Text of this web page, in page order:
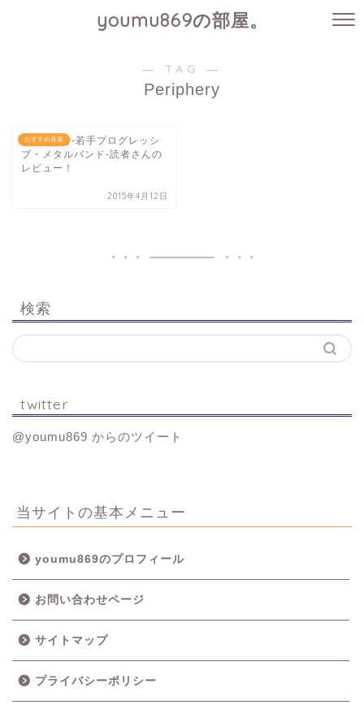
youmu869の部屋。
― TAG ―
Periphery
おすすめ音楽
Periphery-若手プログレッシ
ブ・メタルバンド-読者さんの
レビュー！
2015年4月12日
検索
twitter
@youmu869 からのツイート
当サイトの基本メニュー
youmu869のプロフィール
お問い合わせページ
サイトマップ
プライバシーポリシー